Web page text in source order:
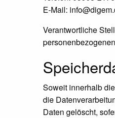
E-Mail:
Verantwortliche
Soweit innerhalb
die
Daten gelöscht,